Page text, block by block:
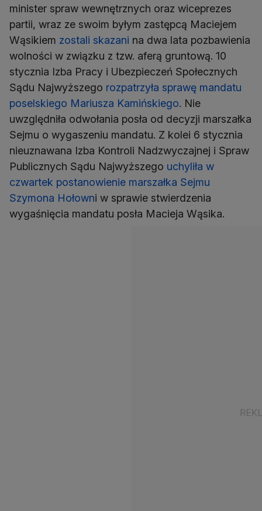
minister spraw wewnętrznych oraz wiceprezes
partii, wraz ze swoim byłym zastępcą Maciejem
Wąsikiem zostali skazani na dwa lata pozbawienia
wolności w związku z tzw. aferą gruntową. 10
stycznia Izba Pracy i Ubezpieczeń Społecznych
Sądu Najwyższego rozpatrzyła sprawę mandatu
poselskiego Mariusza Kamińskiego. Nie
uwzględniła odwołania posła od decyzji marszałka
Sejmu o wygaszeniu mandatu. Z kolei 6 stycznia
nieuznawana Izba Kontroli Nadzwyczajnej i Spraw
Publicznych Sądu Najwyższego uchyliła w
czwartek postanowienie marszałka Sejmu
Szymona Hołowni w sprawie stwierdzenia
wygaśnięcia mandatu posła Macieja Wąsika.